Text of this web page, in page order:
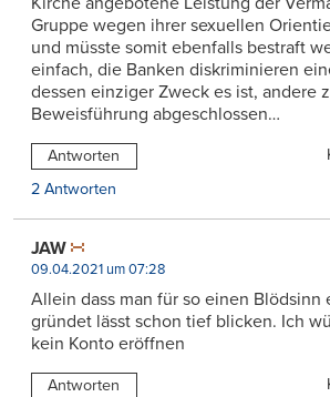
Gruppe wegen ihrer sexuellen
und müsste somit ebenfalls bestraft
einfach, die Banken diskriminieren
dessen einziger Zweck es ist, andere
Beweisführung abgeschlossen…
Antworten
2 Antworten
JAW
09.04.2021 um 07:28
Allein dass man für so einen Blödsinn
gründet lässt schon tief blicken. Ich
kein Konto eröffnen
Antworten